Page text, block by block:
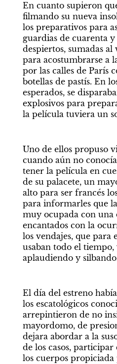
En cuanto supieron
filmando su nueva
los preparativos para
guardias de cuarenta
despiertos, sumadas al
para acostumbrarse a
por las calles de París
botellas de pastís. En
esperados, se
explosivos para
la película tuviera un
Uno de ellos propuso
cuando aún no
tener la película en
de su palacete, un
alto para ser francés
para informarles que
muy ocupada con una
encantados con la
los vendajes, que para
usaban todo el
aplaudiendo y
El día del estreno
los escatológicos
arrepintieron de no
mayordomo, de
dejara abordar a la
de los casos,
los cuerpos